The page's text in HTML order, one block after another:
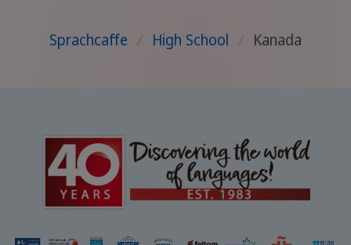
Sprachcaffe / High School / Kanada